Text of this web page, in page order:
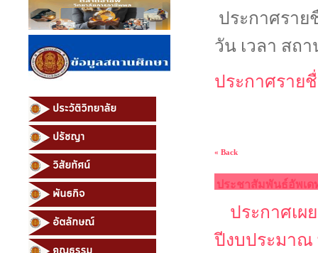
ประกาศราย
วัน เวลา สถ
ประกาศราย
« Back
ประชาสัมพันธ์อัพเด
ประกาศเผ
ปีงบประมาณ